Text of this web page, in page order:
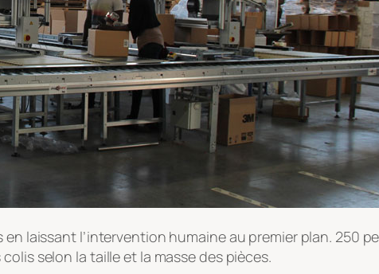
laissant l’intervention humaine au premier plan. 250
selon la taille et la masse des pièces.